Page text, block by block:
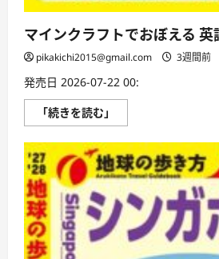
マインクラフトでおぼえる 英
pikakichi2015@gmail.com 3週間前
発売日 2026-07-22 00:
「続きを読む」
イ
ク
ラ
フ
ト
お
ぼ
え
る